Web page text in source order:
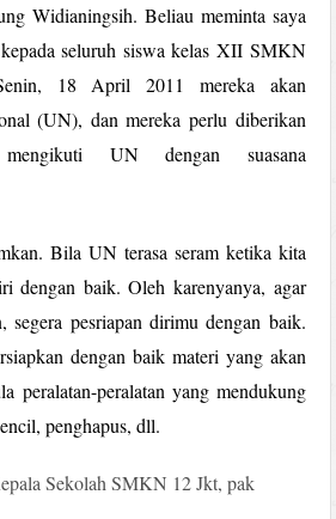
Widianingsih. Beliau meminta saya
seluruh siswa kelas XII SMKN
18 April 2011 mereka akan
(UN), dan mereka perlu diberikan
UN dengan suasana
Bila UN terasa seram ketika kita
dengan baik. Oleh karenyanya, agar
segera pesriapan dirimu dengan baik.
dengan baik materi yang akan
peralatan-peralatan yang mendukung
penghapus, dll.